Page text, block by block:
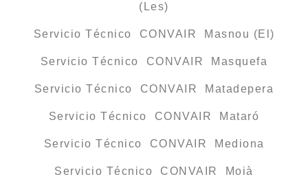
(Les)
Servicio Técnico CONVAIR Masnou (El)
Servicio Técnico CONVAIR Masquefa
Servicio Técnico CONVAIR Matadepera
Servicio Técnico CONVAIR Mataró
Servicio Técnico CONVAIR Mediona
Servicio Técnico CONVAIR Moià